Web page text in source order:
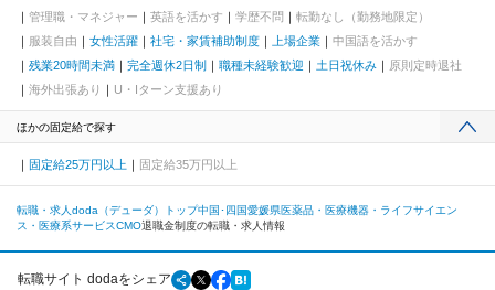
管理職・マネジャー
英語を活かす 学歴不問
転勤なし（勤務地限定）
服装自由
女性活躍 社宅・家賃補助制度 上場企業
中国語を活かす
残業20時間未満
完全週休2日制 職種未経験歓迎 土日祝休み
原則定時退社
海外出張あり
U・Iターン支援あり
ほかの固定給で探す
固定給25万円以上 固定給35万円以上
転職・求人doda（デューダ）トップ中国･四国愛媛県医薬品・医療機器・ライフサイエン
ス・医療系サービスCMO退職金制度の転職・求人情報
転職サイト dodaをシェア